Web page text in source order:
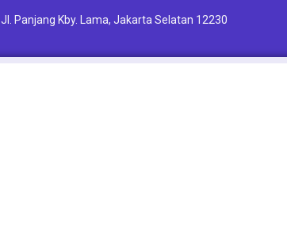
Jl. Panjang Kby. Lama, Jakarta Selatan 12230